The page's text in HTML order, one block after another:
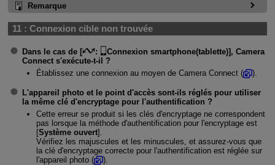
Remarque
11 :Connexion cible non trouvée
Dans le cas de [ : Connexion smartphone(tablette)], Camera
Connect s'exécute-t-il ?
Établissez une connexion au moyen de Camera Connect (
).
L'appareil photo et le point d'accès sont-ils réglés pour utiliser
la même clé d'encryptage pour l'authentification ?
Cette erreur se produit si les clés d'encryptage ne correspondent
pas lorsque la méthode d'authentification pour l'encryptage est
[Système ouvert].
Vérifiez les majuscules et les minuscules, et assurez-vous que
la clé d'encryptage correcte pour l'authentification est réglée sur
l'appareil photo (
).